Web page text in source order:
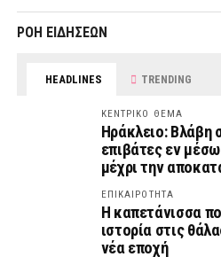
ΡΟΗ ΕΙΔΗΣΕΩΝ
HEADLINES TRENDING
ΚΕΝΤΡΙΚΟ ΘΕΜΑ
Ηράκλειο: Βλάβη
επιβάτες εν
μέχρι την
ΕΠΙΚΑΙΡΟΤΗΤΑ
Η καπετάνισσα
ιστορία στις
νέα εποχή